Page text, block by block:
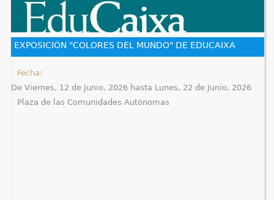
u
í
EXPOSICIÓN "COLORES DEL MUNDO" DE EDUCAIXA
Fecha:
De Viernes, 12 de Junio, 2026hasta Lunes, 22 de Junio, 2026
Plaza de las Comunidades Autónomas